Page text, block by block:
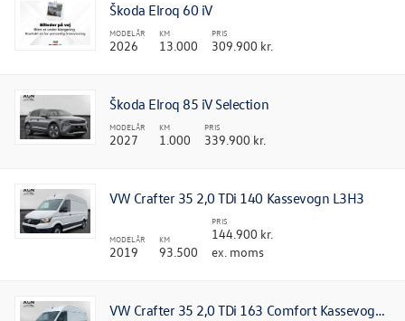
Škoda Elroq 60 iV
MODELÅR
2026
KM
13.000
PRIS
309.900 kr.
Škoda Elroq 85 iV Selection
MODELÅR
2027
KM
1.000
PRIS
339.900 kr.
VW Crafter 35 2,0 TDi 140 Kassevogn L3H3
MODELÅR
2019
KM
93.500
PRIS
144.900 kr.
ex. moms
VW Crafter 35 2,0 TDi 163 Comfort Kassevogn L3H2 aut. RWD